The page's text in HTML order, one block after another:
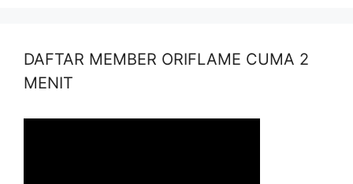
DAFTAR MEMBER ORIFLAME CUMA 2
MENIT